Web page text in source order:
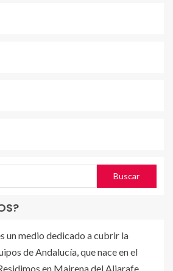
un medio dedicado a cubrir la
de Andalucía, que nace en el
en Mairena del Aljarafe